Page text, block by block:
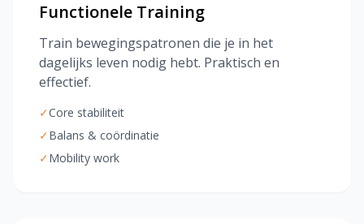
Functionele Training
Train bewegingspatronen die je in het
dagelijks leven nodig hebt. Praktisch en
effectief.
✓Core stabiliteit
✓Balans & coördinatie
✓Mobility work